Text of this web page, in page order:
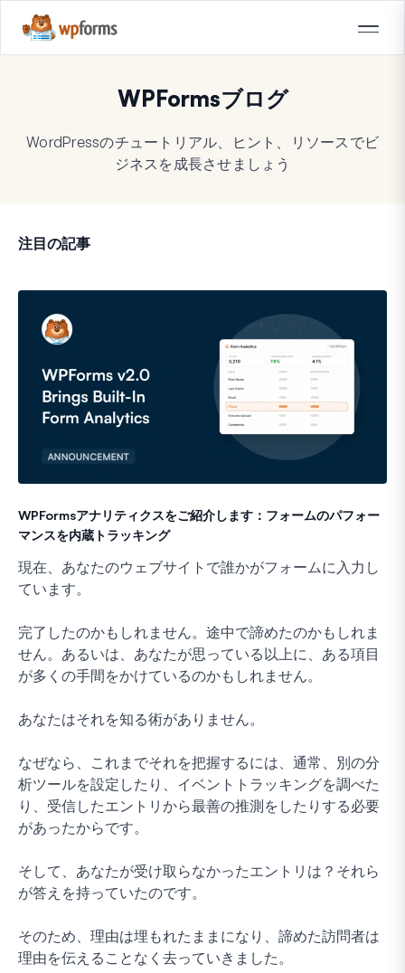
WPFormsブログ
WordPressのチュートリアル、ヒント、リソースでビ
ジネスを成長させましょう
注目の記事
WPFormsアナリティクスをご紹介します：フォームのパフォー
マンスを内蔵トラッキング
現在、あなたのウェブサイトで誰かがフォームに入力し
ています。
完了したのかもしれません。途中で諦めたのかもしれま
せん。あるいは、あなたが思っている以上に、ある項目
が多くの手間をかけているのかもしれません。
あなたはそれを知る術がありません。
なぜなら、これまでそれを把握するには、通常、別の分
析ツールを設定したり、イベントトラッキングを調べた
り、受信したエントリから最善の推測をしたりする必要
があったからです。
そして、あなたが受け取らなかったエントリは？それら
が答えを持っていたのです。
そのため、理由は埋もれたままになり、諦めた訪問者は
理由を伝えることなく去っていきました。